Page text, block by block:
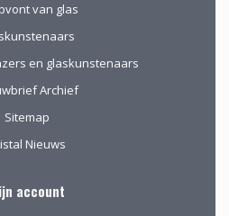
van glas
en glaskunstenaars
Archief
Sitemap
Nieuws
account